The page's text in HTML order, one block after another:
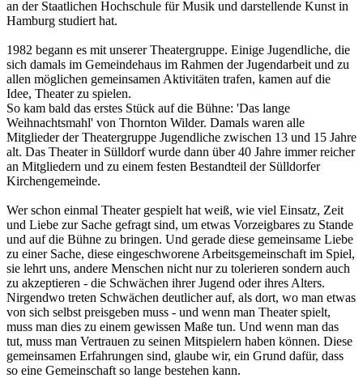
an der Staatlichen Hochschule für Musik und darstellende Kunst in
Hamburg studiert hat.
1982 begann es mit unserer Theatergruppe. Einige Jugendliche, die
sich damals im Gemeindehaus im Rahmen der Jugendarbeit und zu
allen möglichen gemeinsamen Aktivitäten trafen, kamen auf die
Idee, Theater zu spielen.
So kam bald das erstes Stück auf die Bühne: 'Das lange
Weihnachtsmahl' von Thornton Wilder. Damals waren alle
Mitglieder der Theatergruppe Jugendliche zwischen 13 und 15 Jahre
alt. Das Theater in Sülldorf wurde dann über 40 Jahre immer reicher
an Mitgliedern und zu einem festen Bestandteil der Sülldorfer
Kirchengemeinde.
Wer schon einmal Theater gespielt hat weiß, wie viel Einsatz, Zeit
und Liebe zur Sache gefragt sind, um etwas Vorzeigbares zu Stande
und auf die Bühne zu bringen. Und gerade diese gemeinsame Liebe
zu einer Sache, diese eingeschworene Arbeitsgemeinschaft im Spiel,
sie lehrt uns, andere Menschen nicht nur zu tolerieren sondern auch
zu akzeptieren - die Schwächen ihrer Jugend oder ihres Alters.
Nirgendwo treten Schwächen deutlicher auf, als dort, wo man etwas
von sich selbst preisgeben muss - und wenn man Theater spielt,
muss man dies zu einem gewissen Maße tun. Und wenn man das
tut, muss man Vertrauen zu seinen Mitspielern haben können. Diese
gemeinsamen Erfahrungen sind, glaube wir, ein Grund dafür, dass
so eine Gemeinschaft so lange bestehen kann.